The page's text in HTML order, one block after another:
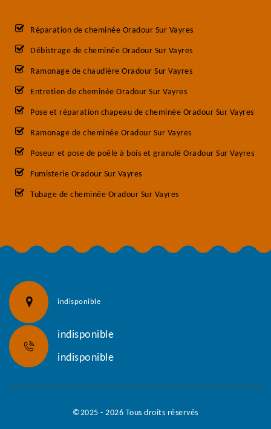
Réparation de cheminée Oradour Sur Vayres
Débistrage de cheminée Oradour Sur Vayres
Ramonage de chaudière Oradour Sur Vayres
Entretien de cheminée Oradour Sur Vayres
Pose et réparation chapeau de cheminée Oradour Sur Vayres
Ramonage de cheminée Oradour Sur Vayres
Poseur et pose de poêle à bois et granulé Oradour Sur Vayres
Fumisterie Oradour Sur Vayres
Tubage de cheminée Oradour Sur Vayres
indisponible
indisponible
indisponible
©2025 - 2026 Tous droits réservés